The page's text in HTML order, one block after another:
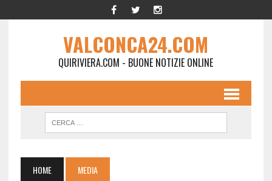
VALCONCA24.COM
QUIRIVIERA.COM - BUONE NOTIZIE ONLINE
HOME MEDIA